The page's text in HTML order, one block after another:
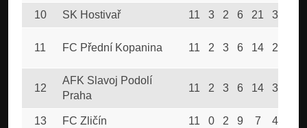
10 SK Hostivař 11 3 2 6 21 35
11 FC Přední Kopanina 11 2 3 6 14 28
12
AFK Slavoj Podolí
Praha
11 2 3 6 14 31
13 FC Zličín 11 0 2 9 7 45